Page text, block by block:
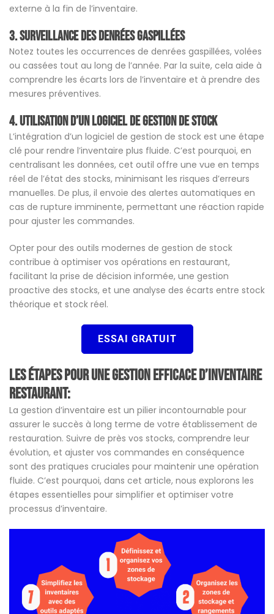
externe à la fin de l’inventaire.
3. Surveillance des denrées gaspillées
Notez toutes les occurrences de denrées gaspillées, volées
ou cassées tout au long de l’année. Par la suite, cela aide à
comprendre les écarts lors de l’inventaire et à prendre des
mesures préventives.
4. Utilisation d’un logiciel de gestion de stock
L’intégration d’un logiciel de gestion de stock est une étape
clé pour rendre l’inventaire plus fluide. C’est pourquoi, en
centralisant les données, cet outil offre une vue en temps
réel de l’état des stocks, minimisant les risques d’erreurs
manuelles. De plus, il envoie des alertes automatiques en
cas de rupture imminente, permettant une réaction rapide
pour ajuster les commandes.
Opter pour des outils modernes de gestion de stock
contribue à optimiser vos opérations en restaurant,
facilitant la prise de décision informée, une gestion
proactive des stocks, et une analyse des écarts entre stock
théorique et stock réel.
ESSAI GRATUIT
Les Étapes pour une Gestion efficace d’Inventaire
Restaurant:
La gestion d’inventaire est un pilier incontournable pour
assurer le succès à long terme de votre établissement de
restauration. Suivre de près vos stocks, comprendre leur
évolution, et ajuster vos commandes en conséquence
sont des pratiques cruciales pour maintenir une opération
fluide. C’est pourquoi, dans cet article, nous explorons les
étapes essentielles pour simplifier et optimiser votre
processus d’inventaire.